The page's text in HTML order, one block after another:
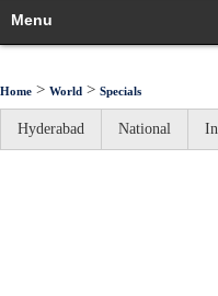
Menu
Home > World > Specials
Hyderabad National